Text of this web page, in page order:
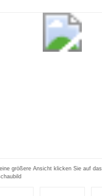
größere Ansicht klicken Sie auf das